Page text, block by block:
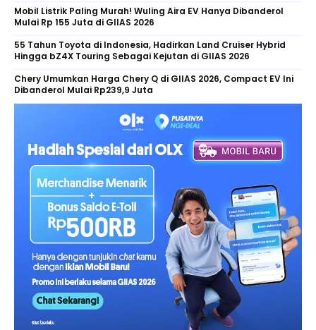
Mobil Listrik Paling Murah! Wuling Aira EV Hanya Dibanderol
Mulai Rp 155 Juta di GIIAS 2026
55 Tahun Toyota di Indonesia, Hadirkan Land Cruiser Hybrid
Hingga bZ4X Touring Sebagai Kejutan di GIIAS 2026
Chery Umumkan Harga Chery Q di GIIAS 2026, Compact EV Ini
Dibanderol Mulai Rp239,9 Juta